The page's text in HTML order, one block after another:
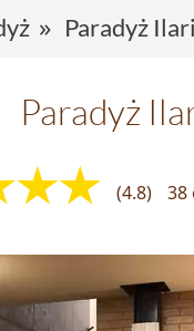
Paradyż
Paradyż
(4.8) 38